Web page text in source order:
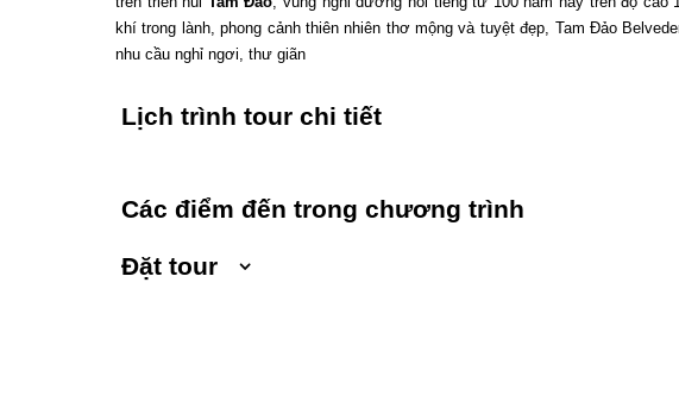
khí trong lành, phong cảnh thiên nhiên thơ mộng và tuyệt đẹp, Tam Đảo
nhu cầu nghỉ ngơi, thư giãn
Lịch trình tour chi tiết
Các điểm đến trong chương trình
Đặt tour